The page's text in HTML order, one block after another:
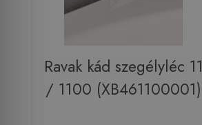
Ravak kád szegélyléc 11
/ 1100 (XB461100001)